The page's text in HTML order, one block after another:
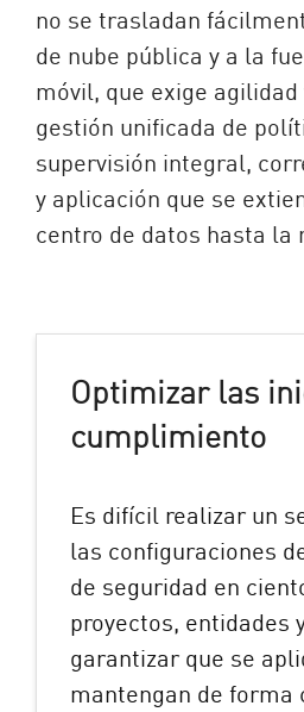
no se trasladan
de nube pública y a la
móvil, que exige
gestión unificada de
supervisión integral,
y aplicación que se
centro de datos hasta la
Optimizar las
cumplimiento
Es difícil realizar un
las configuraciones
de seguridad en
proyectos, entidades
garantizar que se
mantengan de forma